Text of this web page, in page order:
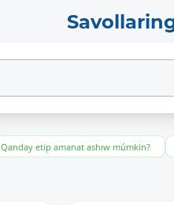
Qanday etip amanat ashıw múmkin?